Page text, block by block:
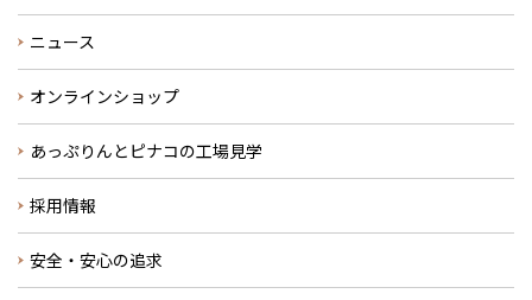
ニュース
オンラインショップ
あっぷりんとピナコの工場見学
採用情報
安全・安心の追求